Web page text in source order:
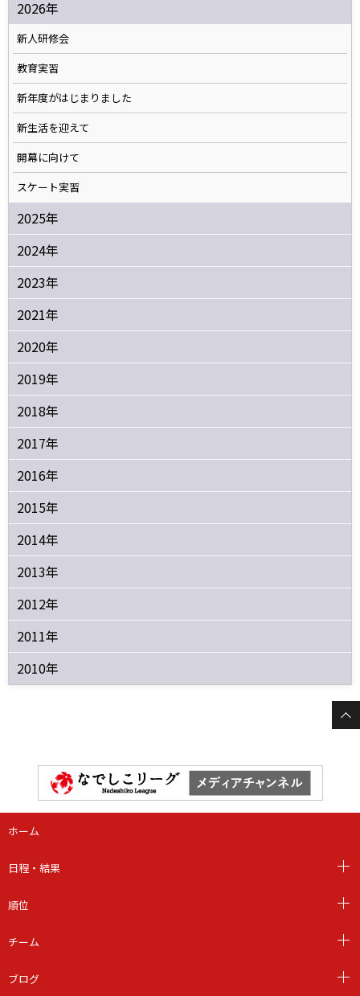
2026年
新人研修会
教育実習
新年度がはじまりました
新生活を迎えて
開幕に向けて
スケート実習
2025年
2024年
2023年
2021年
2020年
2019年
2018年
2017年
2016年
2015年
2014年
2013年
2012年
2011年
2010年
ホーム
日程・結果
順位
チーム
ブログ